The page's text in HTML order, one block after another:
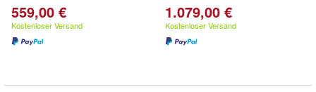
559,00 €
Kostenloser Versand
1.079,00 €
Kostenloser Versand